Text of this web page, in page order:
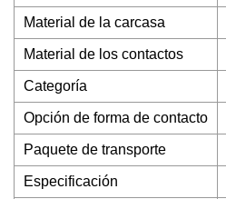
Material de la carcasa
Material de los contactos
Categoría
Opción de forma de contacto
Paquete de transporte
Especificación